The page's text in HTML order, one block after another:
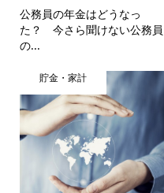
公務員の年金はどうなっ
た？ 今さら聞けない公務員
の...
貯金・家計